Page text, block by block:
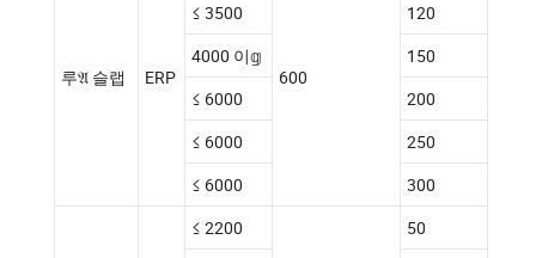
루𝔄 슬랩 ERP 600
≤ 3500
120
4000 이𝕘
150
≤ 6000
200
≤ 6000
250
≤ 6000
300
≤ 2200
50